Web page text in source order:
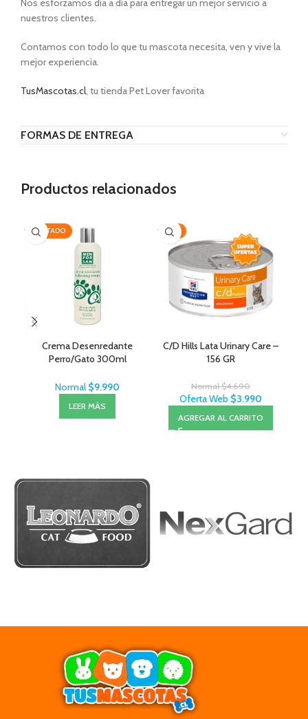
Nos esforzamos día a día para entregar un mejor servicio a
nuestros clientes.
Contamos con todo lo que tu mascota necesita, ven y vive la
mejor experiencia.
TusMascotas.cl, tu tienda Pet Lover favorita
FORMAS DE ENTREGA
Productos relacionados
AGOTADO
Crema Desenredante
Perro/Gato 300ml
Normal $9.990
LEER MÁS
-15%
C/D Hills Lata Urinary Care –
156 GR
Normal$4.690
Oferta Web $3.990
AGREGAR AL CARRITO